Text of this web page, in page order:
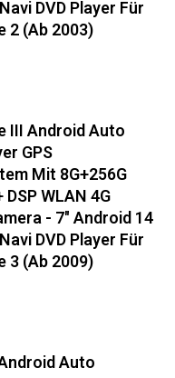
DVD Player Für
2 (ab 2003)
III Android Auto
GPS
Mit 8G+256G
WLAN 4G
- 7" Android 14
DVD Player Für
3 (ab 2009)
Auto